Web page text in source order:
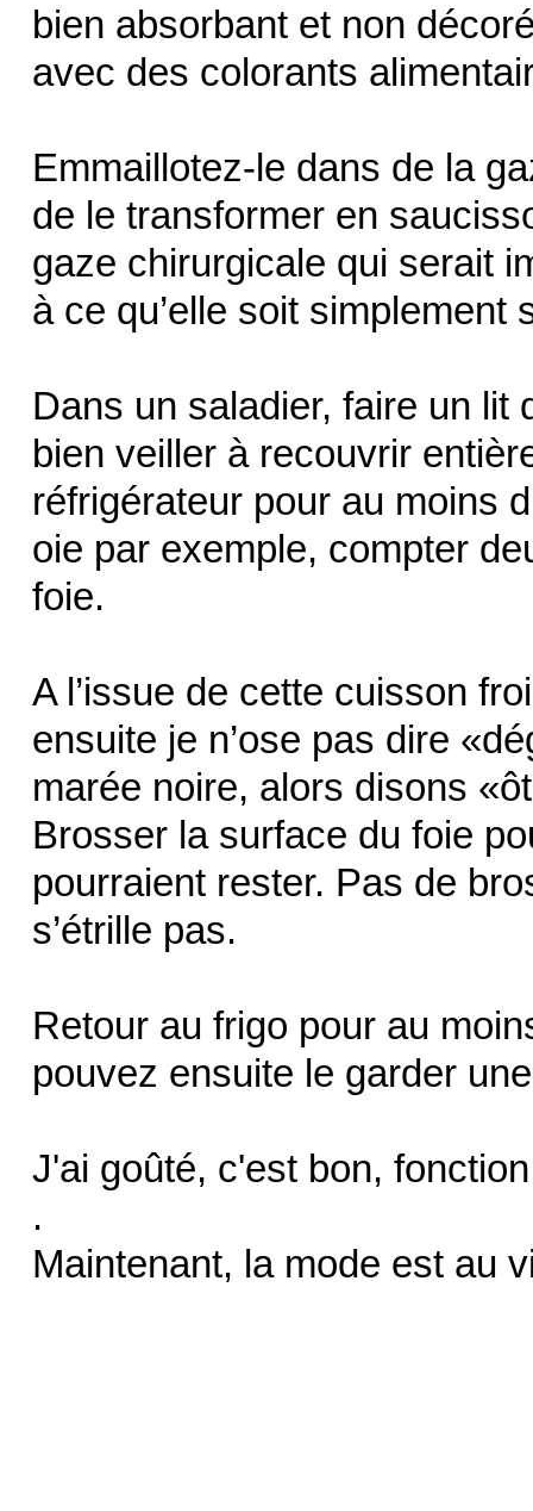
bien absorbant et non
avec des colorants
Emmaillotez-le dans de la
de le transformer en
gaze chirurgicale qui serait
à ce qu’elle soit simplement
Dans un saladier, faire un lit
bien veiller à recouvrir
réfrigérateur pour au moins
oie par exemple, compter
foie.
A l’issue de cette cuisson
ensuite je n’ose pas dire
marée noire, alors disons
Brosser la surface du foie
pourraient rester. Pas de
s’étrille pas.
Retour au frigo pour au
pouvez ensuite le garder
J'ai goûté, c'est bon,
.
Maintenant, la mode est au